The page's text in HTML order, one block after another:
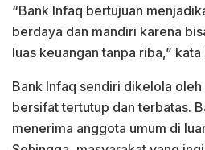
“Bank Infaq bertujuan
berdaya dan mandiri karena
luas keuangan tanpa riba,” kata
Bank Infaq sendiri dikelola
bersifat tertutup dan terbatas.
menerima anggota umum di